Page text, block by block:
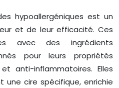
hypoallergéniques est un
et de leur efficacité. Ces
avec des ingrédients
pour leurs propriétés
anti-inflammatoires. Elles
une cire spécifique, enrichie